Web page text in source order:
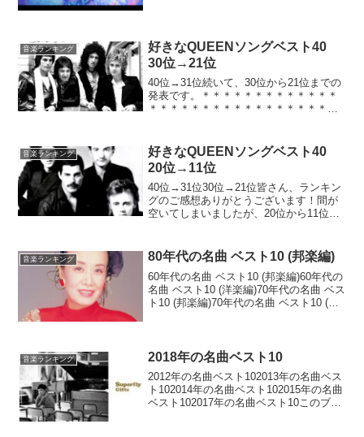
やって...
音楽ランキング
好きなQUEENソングベスト40
30位→21位
40位→31位続いて、30位から21位までの
発表です。＊＊＊＊＊＊＊＊＊＊＊＊＊
＊＊＊＊＊＊＊＊＊＊＊＊＊＊＊＊＊＊
へ道づれ」と共...
音楽ランキング
好きなQUEENソングベスト40
20位→11位
40位→31位30位→21位皆さん、ランキン
グのご感想ありがとうございます！間が
空いてしまいましたが、20位から11位ま
＊＊＊＊＊＊＊20位 Made In Heave...
音楽ランキング 80年代の名曲 ベスト10 (邦楽編)
60年代の名曲 ベスト10 (邦楽編)60年代の
名曲 ベスト10 (洋楽編)70年代の名曲 ベス
ト10 (邦楽編)70年代の名曲 ベスト10 (洋
音楽ランキング 2018年の名曲ベスト10
2012年の名曲ベスト102013年の名曲ベス
ト102014年の名曲ベスト102015年の名曲
ベスト102017年の名曲ベスト10このブロ